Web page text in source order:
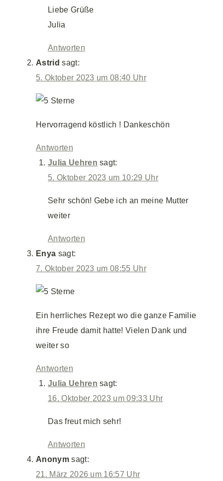
Liebe Grüße
Julia
Antworten
Astrid sagt:
5. Oktober 2023 um 08:40 Uhr
Hervorragend köstlich ! Dankeschön
Antworten
Julia Uehren sagt:
5. Oktober 2023 um 10:29 Uhr
Sehr schön! Gebe ich an meine Mutter
weiter
Antworten
Enya sagt:
7. Oktober 2023 um 08:55 Uhr
Ein herrliches Rezept wo die ganze Familie
ihre Freude damit hatte! Vielen Dank und
weiter so
Antworten
Julia Uehren sagt:
16. Oktober 2023 um 09:33 Uhr
Das freut mich sehr!
Antworten
Anonym sagt:
21. März 2026 um 16:57 Uhr